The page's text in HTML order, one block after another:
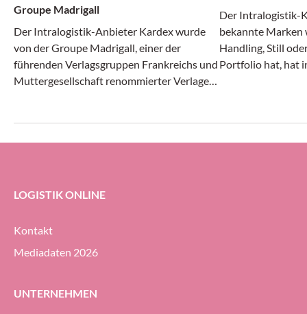
Groupe Madrigall
Der Intralogistik-Anbieter Kardex wurde
von der Groupe Madrigall, einer der
führenden Verlagsgruppen Frankreichs und
Muttergesellschaft renommierter Verlage
das neue Distributionszentrum des
Der Intralogistik-
bekannte Marken
Handling, Still
Portfolio hat, hat
LOGISTIK ONLINE
Kontakt
Mediadaten 2026
UNTERNEHMEN